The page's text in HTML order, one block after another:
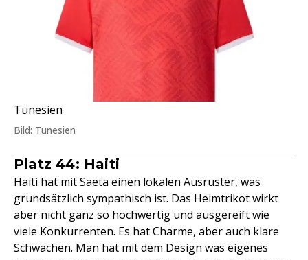
Tunesien
Bild: Tunesien
Platz 44: Haiti
Haiti hat mit Saeta einen lokalen Ausrüster, was
grundsätzlich sympathisch ist. Das Heimtrikot wirkt
aber nicht ganz so hochwertig und ausgereift wie
viele Konkurrenten. Es hat Charme, aber auch klare
Schwächen. Man hat mit dem Design was eigenes